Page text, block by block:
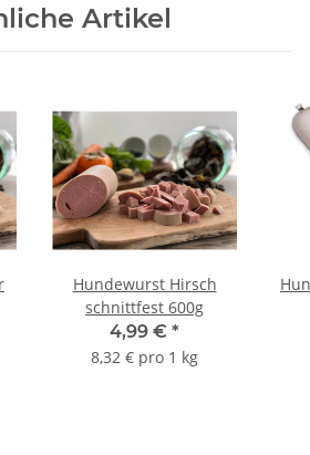
Artikel
Hundewurst Hirsch
schnittfest 600g
4,99 € *
8,32 € pro 1 kg